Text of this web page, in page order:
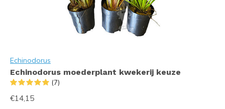
Echinodorus
Echinodorus moederplant kwekerij keuze
(7)
€14,15